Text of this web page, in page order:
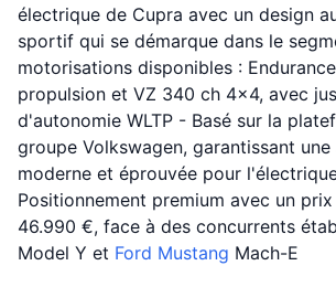
électrique de Cupra avec un design
sportif qui se démarque dans le
motorisations disponibles :
propulsion et VZ 340 ch 4x4, avec
d'autonomie WLTP - Basé sur la
groupe Volkswagen, garantissant
moderne et éprouvée pour
Positionnement premium avec un
46.990 €, face à des concurrents
Model Y et Ford Mustang Mach-E